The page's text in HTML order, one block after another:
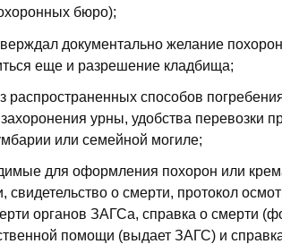
бюро);
документально желание
еще и разрешение кладбища;
распространенных способов
захоронения урны, удобства перевозки
или семейной могиле;
для оформления похорон или
свидетельство о смерти, протокол
органов ЗАГСа, справка о смерти
помощи (выдает ЗАГС) и